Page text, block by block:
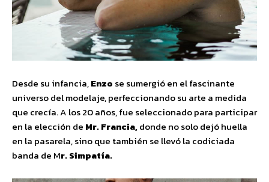
Desde su infancia,Enzo se sumergió en el fascinante
universo del modelaje, perfeccionando su arte a medida
que crecía. A los 20 años, fue seleccionado para participar
en la elección de Mr. Francia,donde no solo dejó huella
en la pasarela, sino que también se llevó la codiciada
banda de Mr. Simpatía.